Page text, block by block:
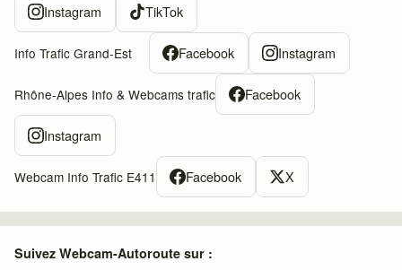
Instagram TikTok
Info Trafic Grand-Est Facebook Instagram
Rhône-Alpes Info & Webcams trafic Facebook
Instagram
Webcam Info Trafic E411 Facebook X
Suivez Webcam-Autoroute sur :